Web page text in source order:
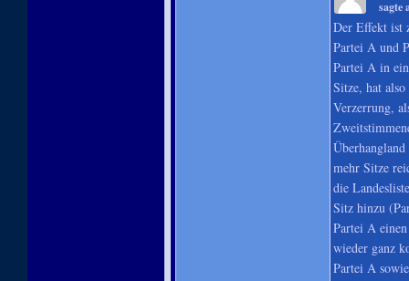
sagte
Der Effekt ist
Partei A und
Partei A in
Sitze, hat
Verzerrung,
mehr Sitze
die
Sitz hinzu
Partei A
wieder ganz
Partei A